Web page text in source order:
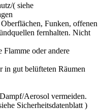
( siehe
Funken, offenen
fernhalten. Nicht
Flamme oder andere
in gut belüfteten Räumen
Aerosol vermeiden.
Sicherheitsdatenblatt )